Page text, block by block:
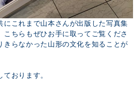
にこれまで山本さんが出版した写真集
こちらもぜひお手に取ってご覧くださ
きらなかった山形の文化を知ることが
おります。